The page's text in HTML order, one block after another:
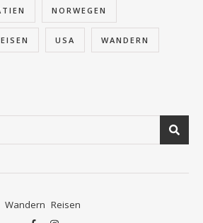
NORWEGEN
USA WANDERN
Wandern Reisen